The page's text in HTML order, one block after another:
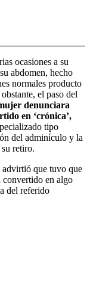
ocasiones a su
abdomen, hecho
normales producto
el paso del
denunciara
en ‘crónica’,
tipo
del adminículo y la
retiro.
que tuvo que
convertido en algo
del referido